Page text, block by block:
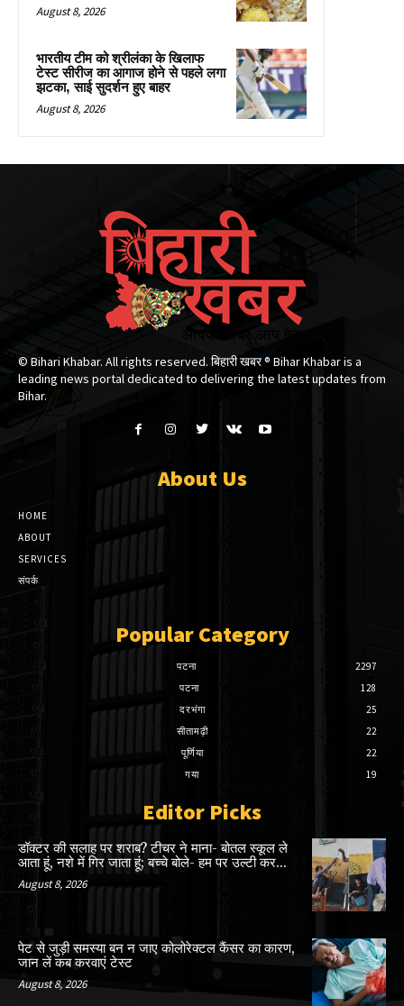
August 8, 2026
भारतीय टीम को श्रीलंका के खिलाफ
टेस्ट सीरीज का आगाज होने से पहले लगा
झटका, साई सुदर्शन हुए बाहर
August 8, 2026
© Bihari Khabar. All rights reserved. बिहारी खबर ®​ Bihar Khabar is a
leading news portal dedicated to delivering the latest updates from
Bihar.
About Us
HOME
ABOUT
SERVICES
संपर्क
Popular Category
पटना
2297
पटना
128
दरभंगा
25
सीतामढ़ी
22
पूर्णिया
22
गया
19
Editor Picks
डॉक्टर की सलाह पर शराब? टीचर ने माना- बोतल स्कूल ले
आता हूं, नशे में गिर जाता हूं; बच्चे बोले- हम पर उल्टी कर...
August 8, 2026
पेट से जुड़ी समस्या बन न जाए कोलोरेक्टल कैंसर का कारण,
जान लें कब करवाएं टेस्ट
August 8, 2026